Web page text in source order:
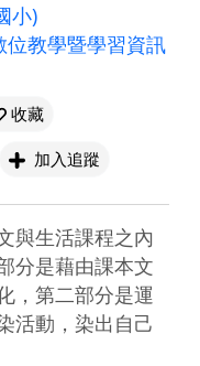
小)
教學暨學習資訊
收藏
加入追蹤
與生活課程之內
分是藉由課本文
，第二部分是運
活動，染出自己